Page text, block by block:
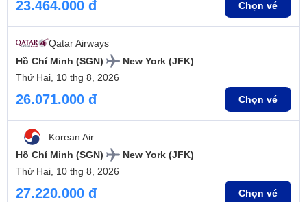
23.464.000 đ Chọn vé
Qatar Airways
Hồ Chí Minh (SGN)
New York (JFK)
Thứ Hai, 10 thg 8, 2026
26.071.000 đ Chọn vé
Korean Air
Hồ Chí Minh (SGN)
New York (JFK)
Thứ Hai, 10 thg 8, 2026
27.220.000 đ Chọn vé